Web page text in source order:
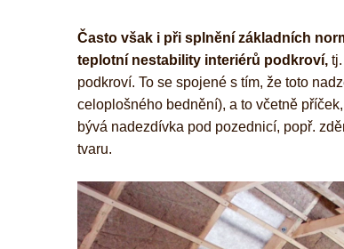
Často však i při splnění základních
teplotní nestability interiérů podkroví,
podkroví. To se spojené s tím, že toto
celoplošného bednění), a to včetně
bývá nadezdívka pod pozednicí, popř.
tvaru.